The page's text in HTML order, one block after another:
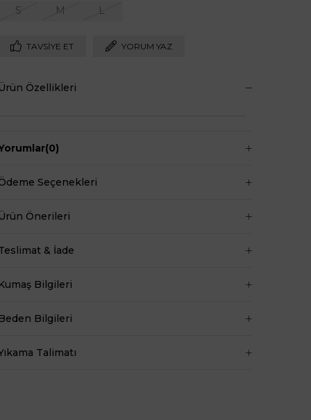
S M L
TAVSIYE ET YORUM YAZ
Ürün Özellikleri
(0)
Seçenekleri
Ürün Önerileri
& İade
Kumaş Bilgileri
Beden Bilgileri
Talimatı